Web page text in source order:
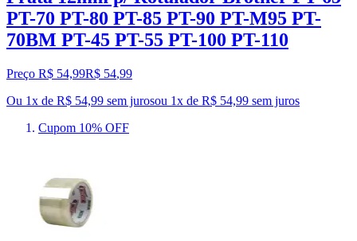
PT-70 PT-80 PT-85 PT-90 PT-M95 PT-
70BM PT-45 PT-55 PT-100 PT-110
Preço R$ 54,99R$ 54,99
Ou 1x de R$ 54,99 sem jurosou 1x de R$ 54,99 sem juros
Cupom 10% OFF